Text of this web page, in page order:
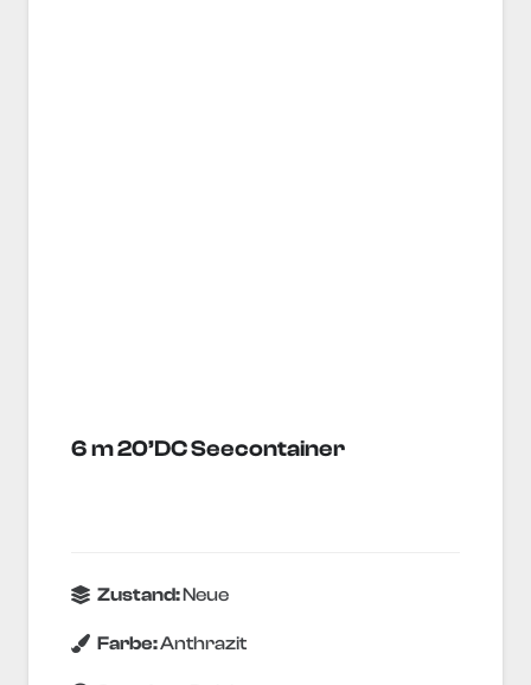
6 m 20’DC Seecontainer
Zustand:Neue
Farbe:Anthrazit